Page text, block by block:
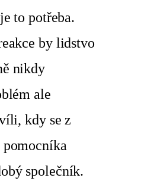
to potřeba.
by lidstvo
nikdy
ale
kdy se z
společník.